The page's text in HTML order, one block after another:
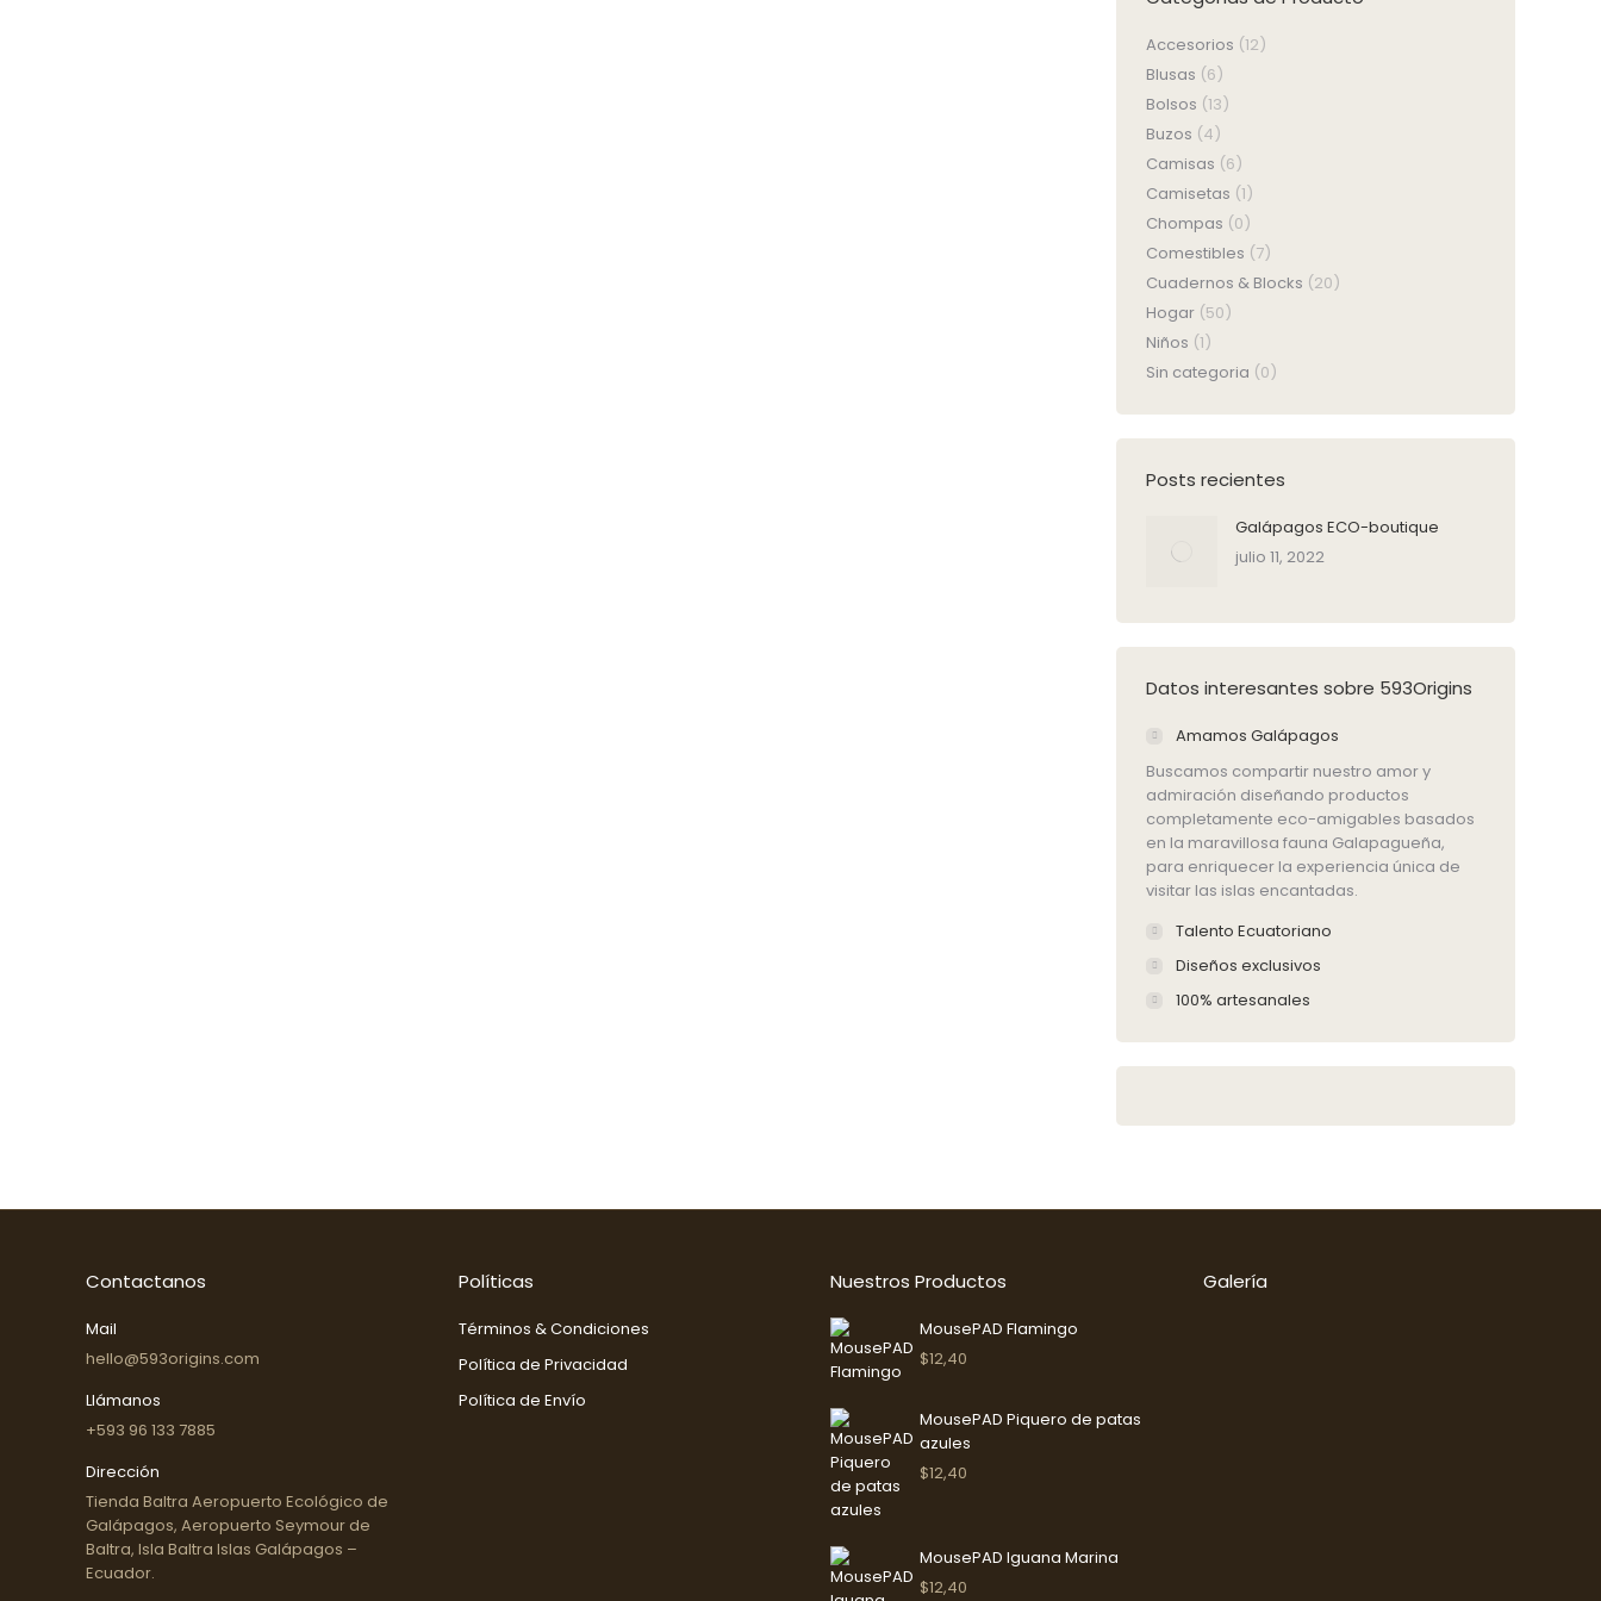
Accesorios (12)
Blusas (6)
Bolsos (13)
Buzos (4)
Camisas (6)
Camisetas (1)
Chompas (0)
Comestibles (7)
Cuadernos & Blocks (20)
Hogar (50)
Niños (1)
Sin categoria (0)
Posts recientes
Galápagos ECO-boutique
julio 11, 2022
Datos interesantes sobre 593Origins
Amamos Galápagos
Buscamos compartir nuestro amor y
admiración diseñando productos
completamente eco-amigables basados
en la maravillosa fauna Galapagueña,
para enriquecer la experiencia única de
visitar las islas encantadas.
Talento Ecuatoriano
Diseños exclusivos
100% artesanales
Contactanos
Mail
hello@593origins.com
Llámanos
+593 96 133 7885
Dirección
Tienda Baltra Aeropuerto Ecológico de
Galápagos, Aeropuerto Seymour de
Baltra, Isla Baltra Islas Galápagos –
Ecuador.
Políticas
Términos & Condiciones
Política de Privacidad
Política de Envío
Nuestros Productos
MousePAD Flamingo
$12,40
MousePAD Piquero de patas
azules
$12,40
MousePAD Iguana Marina
$12,40
Galería